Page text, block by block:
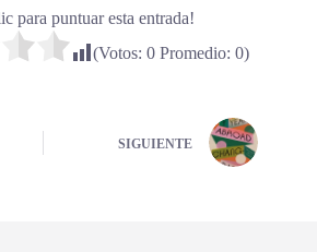
para puntuar esta entrada!
(Votos: 0Promedio: 0)
SIGUIENTE